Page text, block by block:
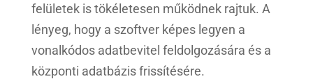
felületek is tökéletesen működnek rajtuk. A
lényeg, hogy a szoftver képes legyen a
vonalkódos adatbevitel feldolgozására és a
központi adatbázis frissítésére.